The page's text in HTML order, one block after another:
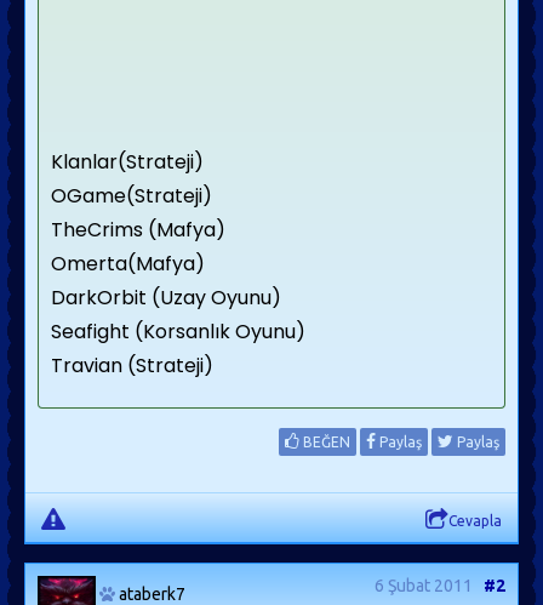
Klanlar(Strateji)
OGame(Strateji)
TheCrims (Mafya)
Omerta(Mafya)
DarkOrbit (Uzay Oyunu)
Seafight (Korsanlık Oyunu)
Travian (Strateji)
BEĞEN Paylaş Paylaş
Cevapla
ataberk7 6 Şubat 2011 #2